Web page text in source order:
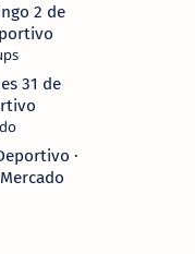
2 de
31 de
·